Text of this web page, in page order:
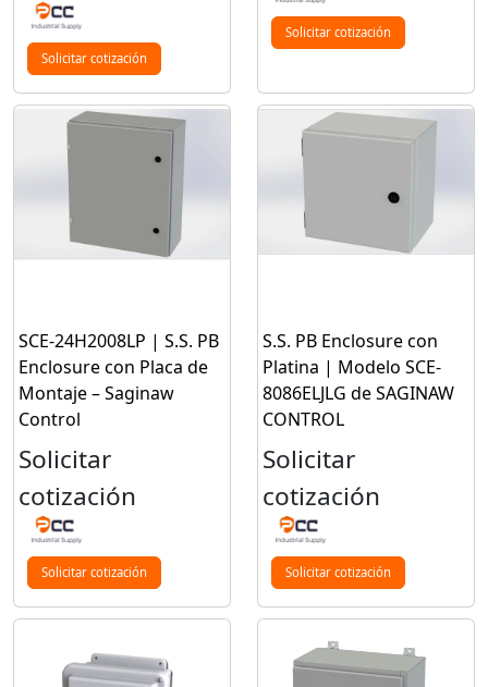
Solicitar cotización
Solicitar cotización
SCE-24H2008LP | S.S. PB
Enclosure con Placa de
Montaje – Saginaw
Control
Solicitar
cotización
Solicitar cotización
S.S. PB Enclosure con
Platina | Modelo SCE-
8086ELJLG de SAGINAW
CONTROL
Solicitar
cotización
Solicitar cotización